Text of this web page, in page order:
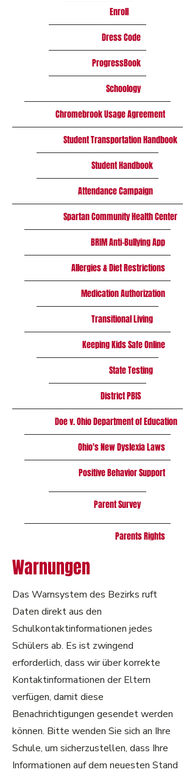
Enroll
Dress Code
ProgressBook
Schoology
Chromebrook Usage Agreement
Student Transportation Handbook
Student Handbook
Attendance Campaign
Spartan Community Health Center
BRIM Anti-Bullying App
Allergies & Diet Restrictions
Medication Authorization
Transitional Living
Keeping Kids Safe Online
State Testing
District PBIS
Doe v. Ohio Department of Education
Ohio's New Dyslexia Laws
Positive Behavior Support
Parent Survey
Parents Rights
Warnungen
Das Warnsystem des Bezirks ruft
Daten direkt aus den
Schulkontaktinformationen jedes
Schülers ab. Es ist zwingend
erforderlich, dass wir über korrekte
Kontaktinformationen der Eltern
verfügen, damit diese
Benachrichtigungen gesendet werden
können. Bitte wenden Sie sich an Ihre
Schule, um sicherzustellen, dass Ihre
Informationen auf dem neuesten Stand